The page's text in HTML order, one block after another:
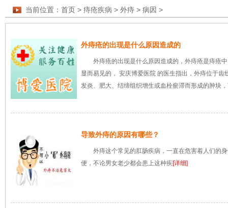
当前位置： 首页 > 痔疮疾病 > 外痔 > 病因 >
外痔疮的出现是什么原因造成的
外痔疮的出现是什么原因造成的，外痔疮是痔疮
显而易见的， 安庆博爱医院 的医生指出，外痔位于
发炎、肥大、结缔组织增生或血栓瘀滞而形成的肿块
导致外痔的原因有哪些？
外痔这个常见的肛肠疾病，一直在危害着人们的
便，不论男女老少都会患上这种疾[详细]